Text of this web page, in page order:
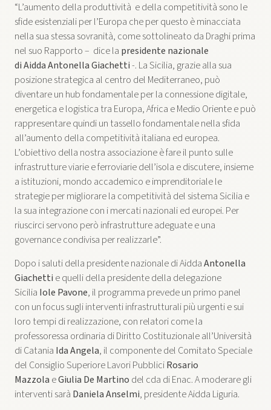
“L’aumento della produttività e della competitività sono le
sfide esistenziali per l’Europa che per questo è minacciata
nella sua stessa sovranità, come sottolineato da Draghi prima
nel suo Rapporto – dice la presidente nazionale
di Aidda Antonella Giachetti-. La Sicilia, grazie alla sua
posizione strategica al centro del Mediterraneo, può
diventare un hub fondamentale per la connessione digitale,
energetica e logistica tra Europa, Africa e Medio Oriente e può
rappresentare quindi un tassello fondamentale nella sfida
all’aumento della competitività italiana ed europea.
L’obiettivo della nostra associazione è fare il punto sulle
infrastrutture viarie e ferroviarie dell’isola e discutere, insieme
a istituzioni, mondo accademico e imprenditoriale le
strategie per migliorare la competitività del sistema Sicilia e
la sua integrazione con i mercati nazionali ed europei. Per
riuscirci servono però infrastrutture adeguate e una
governance condivisa per realizzarle”.
Dopo i saluti della presidente nazionale di AiddaAntonella
Giachetti e quelli della presidente della delegazione
Sicilia Iole Pavone, il programma prevede un primo panel
con un focus sugli interventi infrastrutturali più urgenti e sui
loro tempi di realizzazione, con relatori come la
professoressa ordinaria di Diritto Costituzionale all’Università
di Catania Ida Angela, il componente del Comitato Speciale
del Consiglio Superiore Lavori PubbliciRosario
Mazzola eGiulia De Martino del cda di Enac. A moderare gli
interventi sarà Daniela Anselmi, presidente Aidda Liguria.